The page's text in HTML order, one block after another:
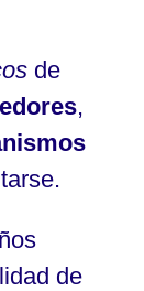
de
,
de